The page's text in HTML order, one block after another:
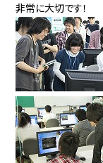
非常に大切です！